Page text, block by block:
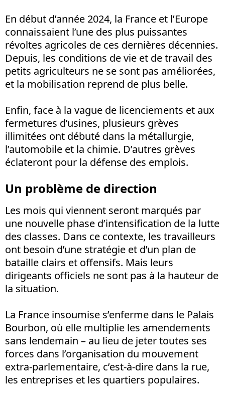
En début d’année 2024, la France et l’Europe
connaissaient l’une des plus puissantes
révoltes agricoles de ces dernières décennies.
Depuis, les conditions de vie et de travail des
petits agriculteurs ne se sont pas améliorées,
et la mobilisation reprend de plus belle.
Enfin, face à la vague de licenciements et aux
fermetures d’usines, plusieurs grèves
illimitées ont débuté dans la métallurgie,
l’automobile et la chimie. D’autres grèves
éclateront pour la défense des emplois.
Un problème de direction
Les mois qui viennent seront marqués par
une nouvelle phase d’intensification de la lutte
des classes. Dans ce contexte, les travailleurs
ont besoin d’une stratégie et d’un plan de
bataille clairs et offensifs. Mais leurs
dirigeants officiels ne sont pas à la hauteur de
la situation.
La France insoumise s’enferme dans le Palais
Bourbon, où elle multiplie les amendements
sans lendemain – au lieu de jeter toutes ses
forces dans l’organisation du mouvement
extra-parlementaire, c’est-à-dire dans la rue,
les entreprises et les quartiers populaires.